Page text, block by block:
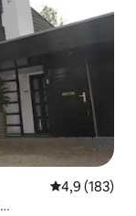
Vlerësimi
4,9 (183)